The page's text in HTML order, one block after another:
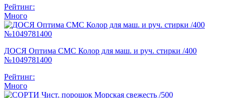
Рейтинг:
Много
ДОСЯ Оптима СМС Колор для маш. и руч. стирки /400
№1049781400
Рейтинг:
Много